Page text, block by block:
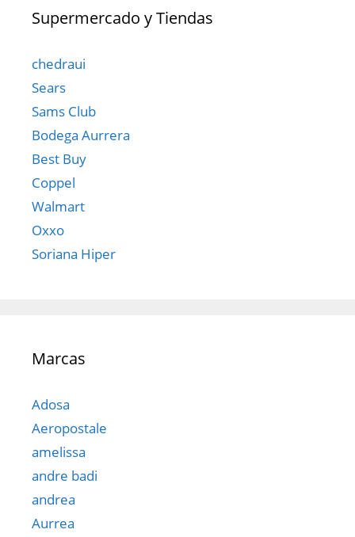
Supermercado y Tiendas
chedraui
Sears
Sams Club
Bodega Aurrera
Best Buy
Coppel
Walmart
Oxxo
Soriana Hiper
Marcas
Adosa
Aeropostale
amelissa
andre badi
andrea
Aurrea